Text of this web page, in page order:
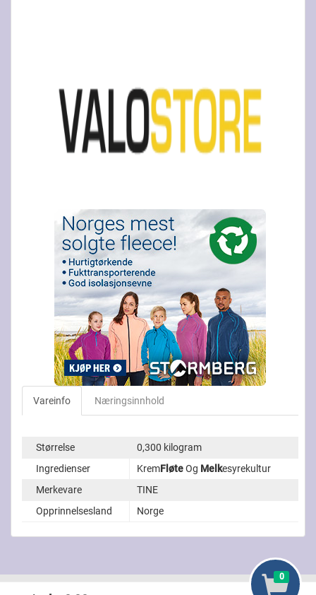
Vareinfo Næringsinnhold
Størrelse
0,300 kilogram
Ingredienser
KremFløteOg Melkesyrekultur
Merkevare
TINE
Opprinnelsesland
Norge
0